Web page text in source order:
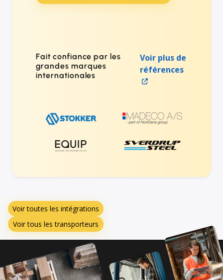
Fait confiance par les
grandes marques
internationales
Voir plus de
références
Voir toutes les intégrations
Voir tous les transporteurs